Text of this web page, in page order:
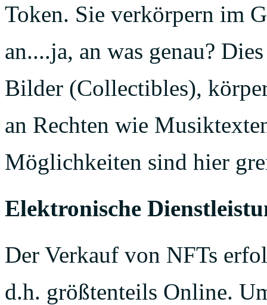
Token. Sie verkörpern im
an....ja, an was genau?
Bilder (Collectibles),
an Rechten wie
Möglichkeiten sind hier
Elektronische
Der Verkauf von NFTs
d.h. größtenteils Online.